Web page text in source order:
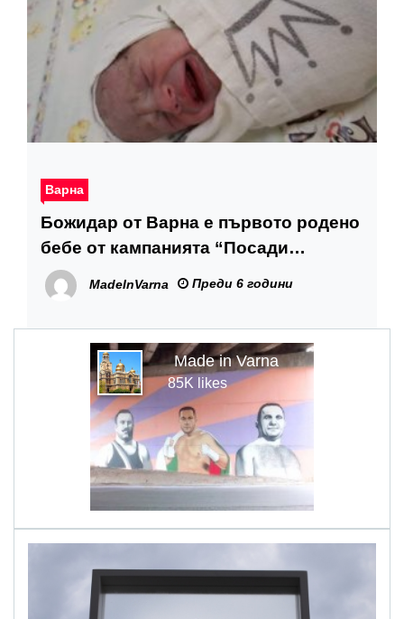
Варна
Божидар от Варна е първото родено
бебе от кампанията “Посади
надежда”
MadeInVarna Преди 6 години
Made in Varna
85K likes